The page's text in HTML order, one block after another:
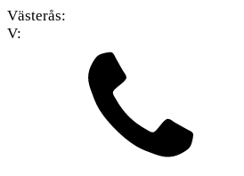
Västerås:
V: